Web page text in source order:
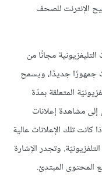
الإنترنت للصحف
مجانًا من
جمهورًا جديدًا، ويسمح
المتعلقة بمدّة
إلى مشاهدة إعلانات
كانت تلك الإعلانات عالية
وتجدر الإشارة
المحتوى المبتدئ.